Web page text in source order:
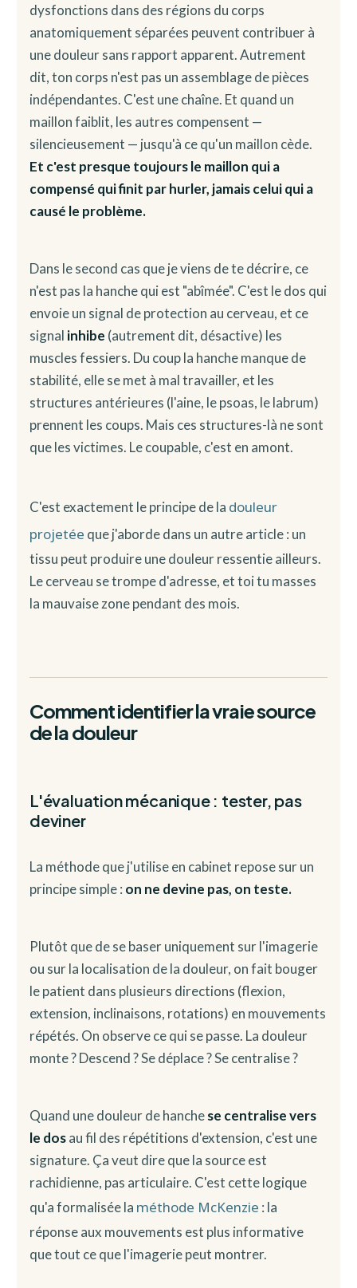
dysfonctions dans des régions du corps
anatomiquement séparées peuvent contribuer à
une douleur sans rapport apparent. Autrement
dit, ton corps n'est pas un assemblage de pièces
indépendantes. C'est une chaîne. Et quand un
maillon faiblit, les autres compensent —
silencieusement — jusqu'à ce qu'un maillon cède.
Et c'est presque toujours le maillon qui a
compensé qui finit par hurler, jamais celui qui a
causé le problème.
Dans le second cas que je viens de te décrire, ce
n'est pas la hanche qui est "abîmée". C'est le dos qui
envoie un signal de protection au cerveau, et ce
signal inhibe (autrement dit, désactive) les
muscles fessiers. Du coup la hanche manque de
stabilité, elle se met à mal travailler, et les
structures antérieures (l'aine, le psoas, le labrum)
prennent les coups. Mais ces structures-là ne sont
que les victimes. Le coupable, c'est en amont.
C'est exactement le principe de la douleur
projetée que j'aborde dans un autre article : un
tissu peut produire une douleur ressentie ailleurs.
Le cerveau se trompe d'adresse, et toi tu masses
la mauvaise zone pendant des mois.
Comment identifier la vraie source
de la douleur
L'évaluation mécanique : tester, pas
deviner
La méthode que j'utilise en cabinet repose sur un
principe simple : on ne devine pas, on teste.
Plutôt que de se baser uniquement sur l'imagerie
ou sur la localisation de la douleur, on fait bouger
le patient dans plusieurs directions (flexion,
extension, inclinaisons, rotations) en mouvements
répétés. On observe ce qui se passe. La douleur
monte ? Descend ? Se déplace ? Se centralise ?
Quand une douleur de hanchese centralise vers
le dosau fil des répétitions d'extension, c'est une
signature. Ça veut dire que la source est
rachidienne, pas articulaire. C'est cette logique
qu'a formalisée la méthode McKenzie : la
réponse aux mouvements est plus informative
que tout ce que l'imagerie peut montrer.